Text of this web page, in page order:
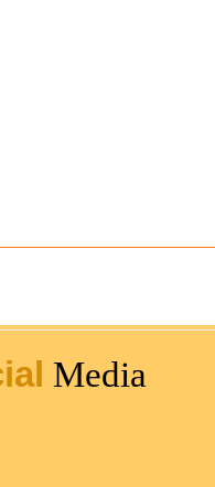
Media